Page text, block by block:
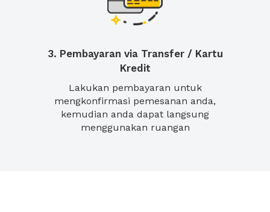
3. Pembayaran via Transfer / Kartu
Kredit
Lakukan pembayaran untuk
mengkonfirmasi pemesanan anda,
kemudian anda dapat langsung
menggunakan ruangan